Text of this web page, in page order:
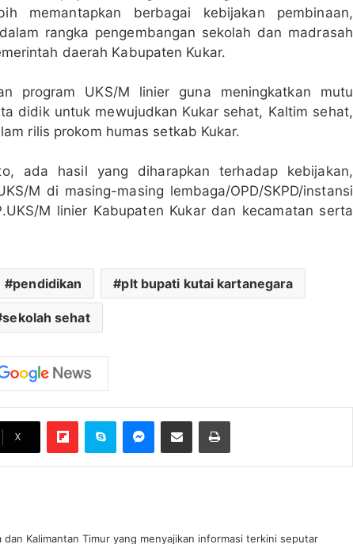
memantapkan berbagai kebijakan pembinaan,
rangka pengembangan sekolah dan madrasah
daerah Kabupaten Kukar.
program UKS/M linier guna meningkatkan mutu
didik untuk mewujudkan Kukar sehat, Kaltim sehat,
rilis prokom humas setkab Kukar.
ada hasil yang diharapkan terhadap kebijakan,
M di masing-masing lembaga/OPD/SKPD/instansi
M linier Kabupaten Kukar dan kecamatan serta
pendidikan plt bupati kutai kartanegara
sekolah sehat
X
FlipboardSkype Messenger
Bagikan melalui Email Cetak
Kalimantan Timur yang menyajikan informasi terkini seputar